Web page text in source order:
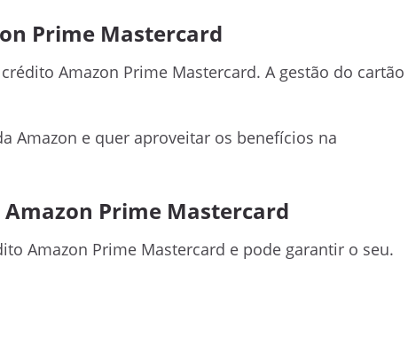
Prime Mastercard
Amazon Prime Mastercard. A gestão do cartão
Amazon e quer aproveitar os benefícios na
Prime Mastercard
Amazon Prime Mastercard e pode garantir o seu.